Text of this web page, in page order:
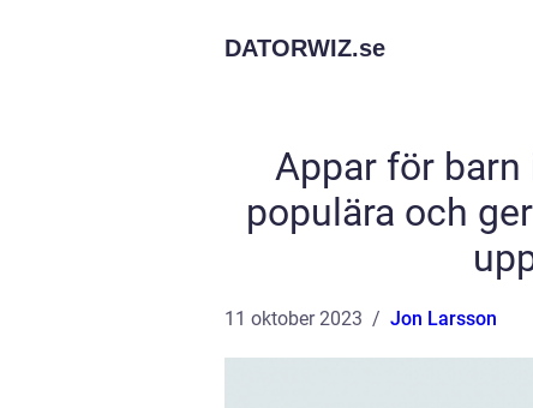
DATORWIZ.se
Appar för
populära och
11 oktober 2023 Jon Larsson